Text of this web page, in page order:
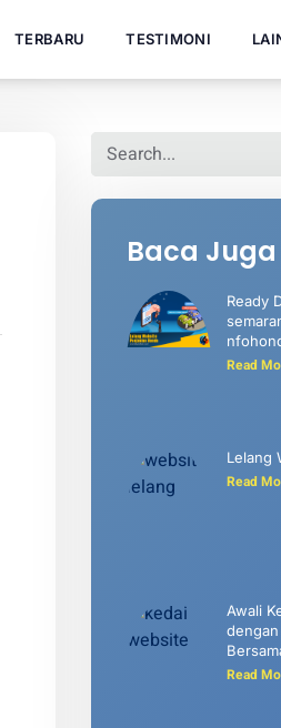
TERBARU TESTIMONI
Baca Juga
Ready
Read
Lelang
Read
Awali
Read